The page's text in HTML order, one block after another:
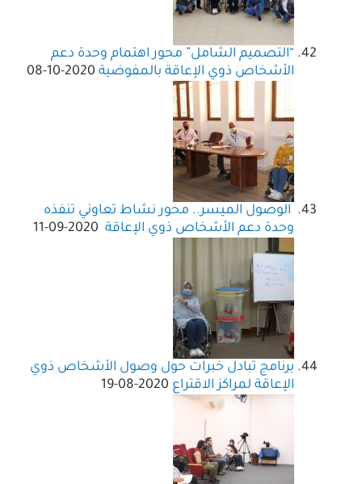
“التصميم الشامل” محور اهتمام وحدة دعم
الأشخاص ذوي الإعاقة بالمفوضية
الوصول الميسر.. محور نشاط تعاوني تنفذه
وحدة دعم الأشخاص ذوي الإعاقة
برنامج تبادل خبرات حول وصول الأشخاص ذوي
الإعاقة لمراكز الاقتراع